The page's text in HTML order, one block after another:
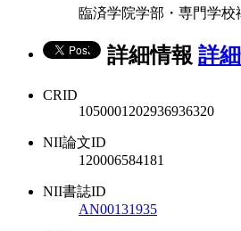
臨済学院学部・専門学校
詳細情報 詳
CRID
1050001202936936320
NII論文ID
120006584181
NII書誌ID
AN00131935